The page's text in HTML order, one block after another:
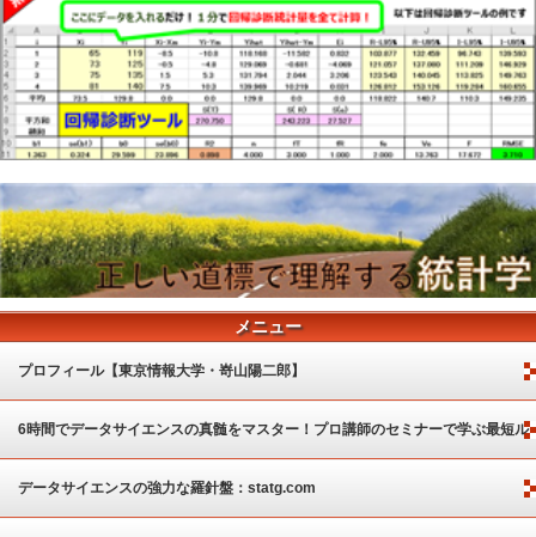
メニュー
プロフィール【東京情報大学・嵜山陽二郎】
6時間でデータサイエンスの真髄をマスター！プロ講師のセミナーで学ぶ最短ル
ート
データサイエンスの強力な羅針盤：statg.com